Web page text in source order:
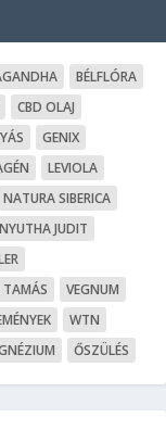
BÉLFLÓRA
CBD OLAJ
GENIX
LEVIOLA
NATURA SIBERICA
JUDIT
VEGNUM
WTN
ŐSZÜLÉS